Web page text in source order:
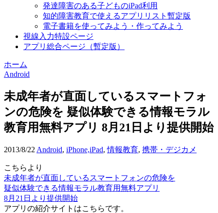
発達障害のある子どものiPad利用
知的障害教育で使えるアプリリスト暫定版
電子書籍を使ってみよう・作ってみよう
視線入力特設ページ
アプリ総合ページ（暫定版）
ホーム
Android
未成年者が直面しているスマートフォ
ンの危険を 疑似体験できる情報モラル
教育用無料アプリ 8月21日より提供開始
2013/8/22 Android, iPhone,iPad,情報教育, 携帯・デジカメ
こちらより
未成年者が直面しているスマートフォンの危険を
疑似体験できる情報モラル教育用無料アプリ
8月21日より提供開始
アプリの紹介サイトはこちらです。